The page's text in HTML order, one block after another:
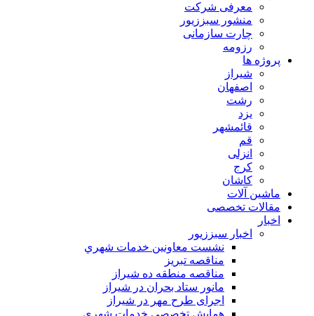
معرفی شرکت
منشور سبززیور
چارت سازمانی
رزومه
پروژه ها
شیراز
اصفهان
رشت
یزد
قائمشهر
قم
انزلی
کرج
کاشان
ماشین آلات
مقالات تخصصی
اخبار
اخبار سبززیور
نشست معاونين خدمات شهري
مناقصه تبريز
مناقصه منطقه ده شیراز
مانور ستاد بحران در شیراز
اجرای طرح مهر در شیراز
همايش تخصصي خدمات شهري